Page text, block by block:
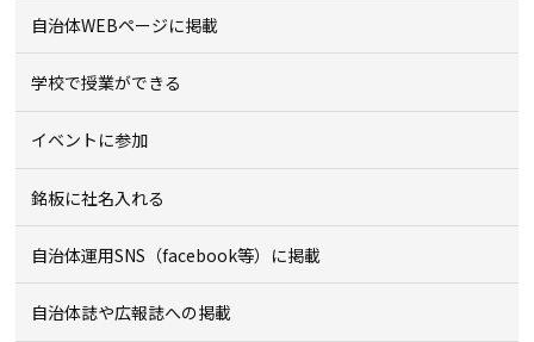
自治体WEBページに掲載
学校で授業ができる
イベントに参加
銘板に社名入れる
自治体運用SNS（facebook等）に掲載
自治体誌や広報誌への掲載